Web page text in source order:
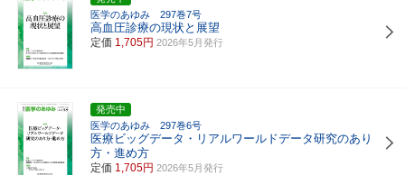
医学のあゆみ 297巻7号
高血圧診療の現状と展望
定価 1,705円 2026年5月発行
発売中
医学のあゆみ 297巻6号
医療ビッグデータ・リアルワールドデータ研究のあり
方・進め方
定価 1,705円 2026年5月発行